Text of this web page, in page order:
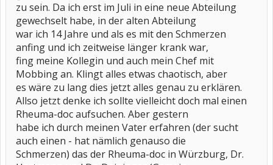
zu sein. Da ich erst im Juli in eine neue Abteilung
gewechselt habe, in der alten Abteilung
war ich 14 Jahre und als es mit den Schmerzen
anfing und ich zeitweise länger krank war,
fing meine Kollegin und auch mein Chef mit
Mobbing an. Klingt alles etwas chaotisch, aber
es wäre zu lang dies jetzt alles genau zu erklären.
Allso jetzt denke ich sollte vielleicht doch mal einen
Rheuma-doc aufsuchen. Aber gestern
habe ich durch meinen Vater erfahren (der sucht
auch einen - hat nämlich genauso die
Schmerzen) das der Rheuma-doc in Würzburg, Dr.